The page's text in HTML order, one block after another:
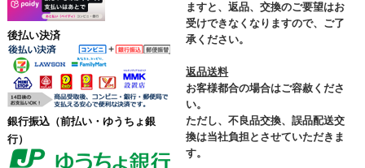
後払い決済
銀行振込（前払い・ゆうちょ銀
行）
ますと、返品、交換のご要望はお
受けできなくなりますので、ご了
承ください。
返品送料
お客様都合の場合はご容赦くださ
い。
ただし、不良品交換、誤品配送交
換は当社負担とさせていただきま
す。